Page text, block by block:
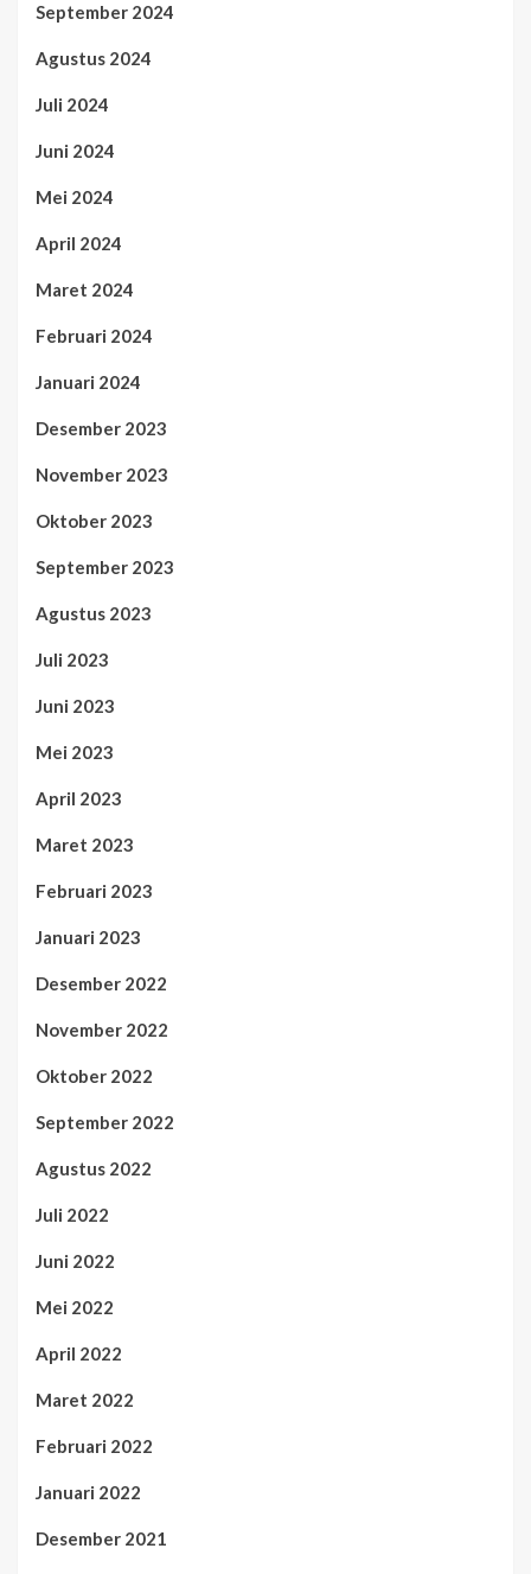
September 2024
Agustus 2024
Juli 2024
Juni 2024
Mei 2024
April 2024
Maret 2024
Februari 2024
Januari 2024
Desember 2023
November 2023
Oktober 2023
September 2023
Agustus 2023
Juli 2023
Juni 2023
Mei 2023
April 2023
Maret 2023
Februari 2023
Januari 2023
Desember 2022
November 2022
Oktober 2022
September 2022
Agustus 2022
Juli 2022
Juni 2022
Mei 2022
April 2022
Maret 2022
Februari 2022
Januari 2022
Desember 2021